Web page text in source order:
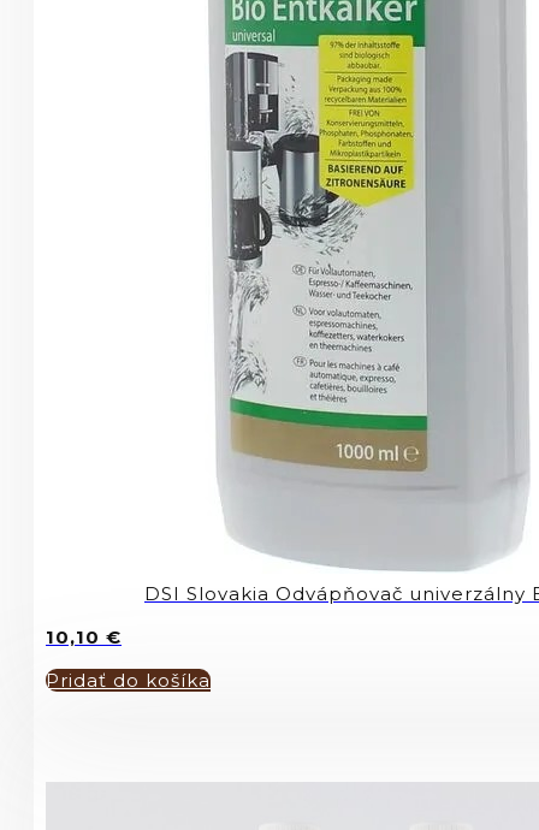
DSI Slovakia Odvápňovač univerzálny
10,10 €
Pridať do košíka